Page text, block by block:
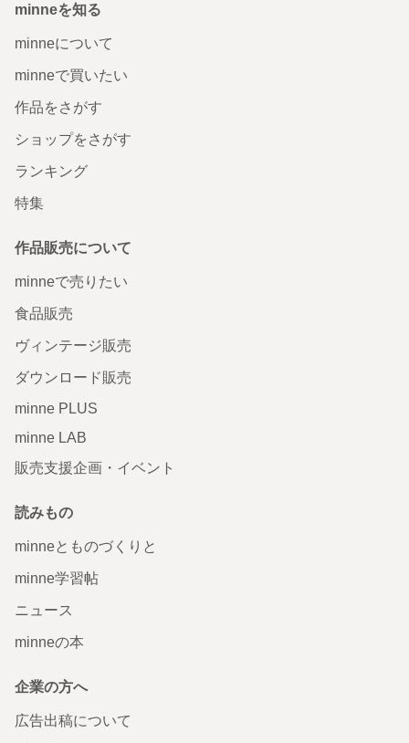
minneを知る
minneについて
minneで買いたい
作品をさがす
ショップをさがす
ランキング
特集
作品販売について
minneで売りたい
食品販売
ヴィンテージ販売
ダウンロード販売
minne PLUS
minne LAB
販売支援企画・イベント
読みもの
minneとものづくりと
minne学習帖
ニュース
minneの本
企業の方へ
広告出稿について